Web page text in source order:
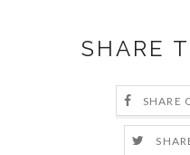
SHARE
SHARE